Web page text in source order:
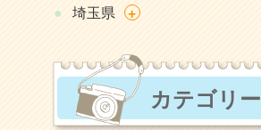
埼玉県
+
カテゴリー